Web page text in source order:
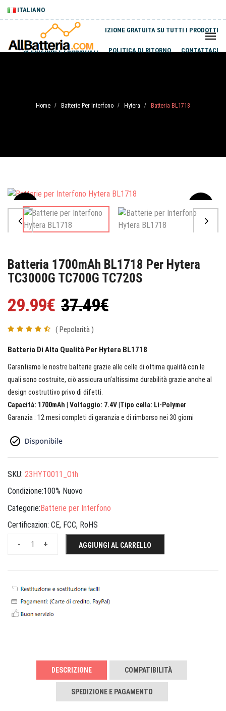
ITALIANO
SPEDIZIONE GRATUITA SU TUTTI I PRODOTTI
SPEDIZIONI E PAGAMENTI POLITICA DI RITORNO CONTATTACI
Home / Batterie Per Interfono / Hytera / Batteria BL1718
Sale
Batteria 1700mAh BL1718 Per Hytera
TC3000G TC700G TC720S
29.99€ 37.49€
( Pepolarità )
Batteria Di Alta Qualità Per Hytera BL1718
Garantiamo le nostre batterie grazie alle celle di ottima qualità con le
quali sono costruite, ciò assicura un’altissima durabilità grazie anche al
design costruttivo privo di difetti.
Capacità: 1700mAh | Voltaggio: 7.4V |Tipo cella: Li-Polymer
Garanzia : 12 mesi completi di garanzia e di rimborso nei 30 giorni
SKU: 23HYT0011_Oth
Condizione:100% Nuovo
Categorie:Batterie per Interfono
Certificazion: CE, FCC, RoHS
+
- AGGIUNGI AL CARRELLO
DESCRIZIONE COMPATIBILITÀ
SPEDIZIONE E PAGAMENTO